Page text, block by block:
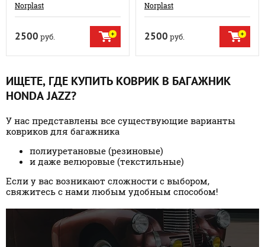
Norplast
2500 руб.
Norplast
2500 руб.
ИЩЕТЕ, ГДЕ КУПИТЬ КОВРИК В БАГАЖНИК
HONDA JAZZ?
У нас представлены все существующие варианты
ковриков для багажника
полиуретановые (резиновые)
и даже велюровые (текстильные)
Если у вас возникают сложности с выбором,
свяжитесь с нами любым удобным способом!